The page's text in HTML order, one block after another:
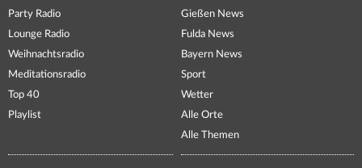
Party Radio
Lounge Radio
Weihnachtsradio
Meditationsradio
Top 40
Playlist
Gießen News
Fulda News
Bayern News
Sport
Wetter
Alle Orte
Alle Themen